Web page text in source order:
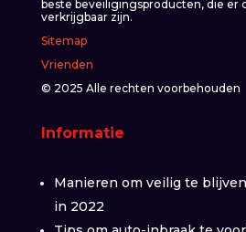
beste beveiligingsproducten, die er
verkrijgbaar zijn.
Sitemap
Vrienden
© 2025 Alle rechten voorbehouden
Informatie
Manieren om veilig te
in 2022